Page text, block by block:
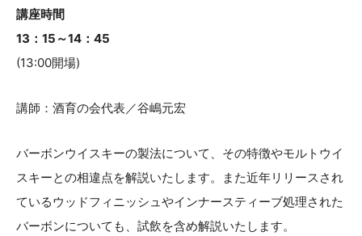
講座時間
13：15～14：45
(13:00開場)
講師：酒育の会代表／谷嶋元宏
バーボンウイスキーの製法について、その特徴やモルトウイ
スキーとの相違点を解説いたします。また近年リリースされ
ているウッドフィニッシュやインナースティーブ処理された
バーボンについても、試飲を含め解説いたします。